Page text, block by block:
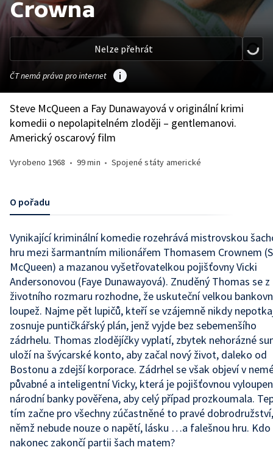
Crowna
Nelze přehrát
ČT nemá práva pro internet
Steve McQueen a Fay Dunawayová v originální krimi
komedii o nepolapitelném zloději – gentlemanovi.
Americký oscarový film
Vyrobeno 1968 • 99 min • Spojené státy americké
O pořadu
Vynikající kriminální komedie rozehrává mistrovskou
hru mezi šarmantním milionářem Thomasem Crownem
McQueen) a mazanou vyšetřovatelkou pojišťovny Vicki
Andersonovou (Faye Dunawayová). Znuděný Thomas se z
životního rozmaru rozhodne, že uskuteční velkou
loupež. Najme pět lupičů, kteří se vzájemně nikdy
zosnuje puntičkářský plán, jenž vyjde bez sebemenšího
zádrhelu. Thomas zlodějíčky vyplatí, zbytek nehorázné
uloží na švýcarské konto, aby začal nový život, daleko od
Bostonu a zdejší korporace. Zádrhel se však objeví v
půvabné a inteligentní Vicky, která je pojišťovnou
národní banky pověřena, aby celý případ prozkoumala.
tím začne pro všechny zúčastněné to pravé
němž nebude nouze o napětí, lásku …a falešnou hru. Kdo
nakonec zakončí partii šach matem?